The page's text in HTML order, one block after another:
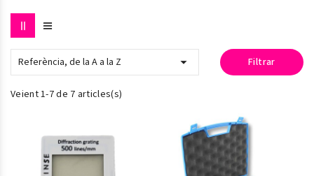
Referència, de la A a la Z  Filtrar
Veient 1-7 de 7 articles(s)